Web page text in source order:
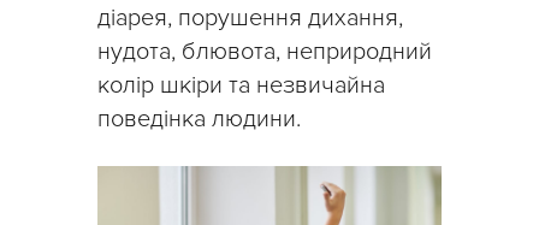
діарея, порушення дихання,
нудота, блювота, неприродний
колір шкіри та незвичайна
поведінка людини.